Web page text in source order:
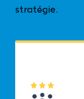
stratégie.